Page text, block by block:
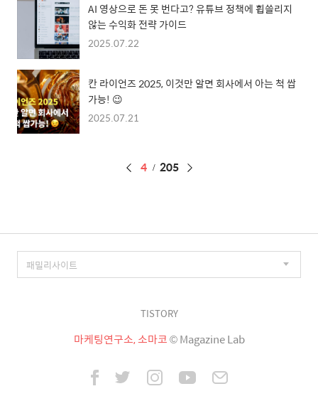
AI 영상으로 돈 못 번다고? 유튜브 정책에 휩쓸리지
않는 수익화 전략 가이드
2025.07.22
칸 라이언즈 2025, 이것만 알면 회사에서 아는 척 쌉
가능! 😉
2025.07.21
페
4 205
TISTORY
마케팅연구소, 소마코© Magazine Lab